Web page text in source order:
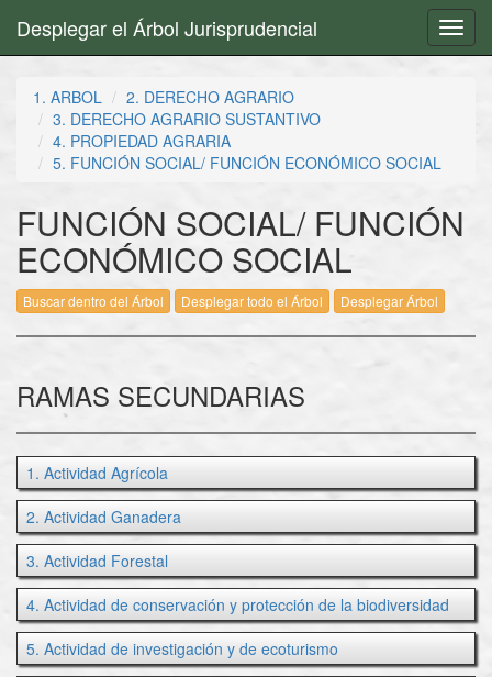
Desplegar el Árbol Jurisprudencial
1. ARBOL
2. DERECHO AGRARIO
3. DERECHO AGRARIO SUSTANTIVO
4. PROPIEDAD AGRARIA
5. FUNCIÓN SOCIAL/ FUNCIÓN ECONÓMICO SOCIAL
FUNCIÓN SOCIAL/ FUNCIÓN
ECONÓMICO SOCIAL
Buscar dentro del Árbol Desplegar todo el Árbol Desplegar Árbol
RAMAS SECUNDARIAS
1. Actividad Agrícola
2. Actividad Ganadera
3. Actividad Forestal
4. Actividad de conservación y protección de la biodiversidad
5. Actividad de investigación y de ecoturismo